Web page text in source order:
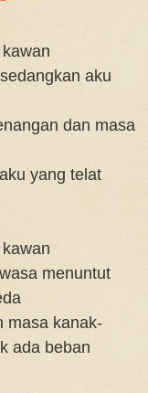
aku
dan masa
yang telat
menuntut
masa kanak-
ada beban